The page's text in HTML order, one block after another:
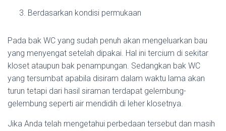
Berdasarkan kondisi permukaan
Pada bak WC yang sudah penuh akan mengeluarkan bau
yang menyengat setelah dipakai. Hal ini tercium di sekitar
kloset ataupun bak penampungan. Sedangkan bak WC
yang tersumbat apabila disiram dalam waktu lama akan
turun tetapi dari hasil siraman terdapat gelembung-
gelembung seperti air mendidih di leher klosetnya.
Jika Anda telah mengetahui perbedaan tersebut dan masih